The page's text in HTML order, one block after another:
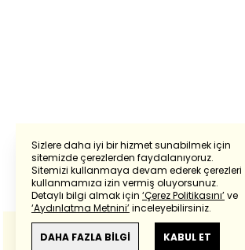
Sizlere daha iyi bir hizmet sunabilmek için
sitemizde çerezlerden faydalanıyoruz.
Sitemizi kullanmaya devam ederek çerezleri
kullanmamıza izin vermiş oluyorsunuz.
Detaylı bilgi almak için ‘Çerez Politikasını’ve
‘Aydınlatma Metnini’inceleyebilirsiniz.
DAHA FAZLA BİLGİ KABUL ET
Powered by Translate
Bu çevirideGoogle Transletekullanılmıştır.
Anlam ve çeviri hatalarından
haberturk.com